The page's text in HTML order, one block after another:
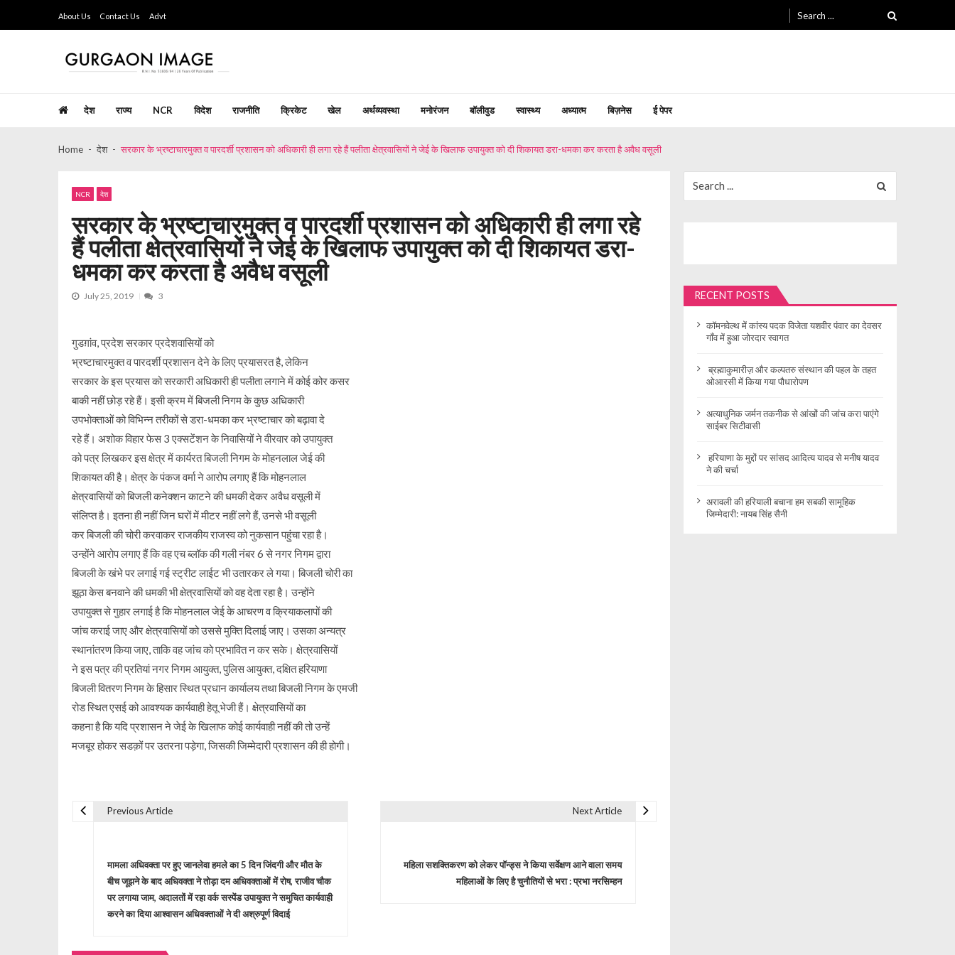
navigation
content
About Us Contact Us Advt
for:
देश राज्य NCR विदेश राजनीति क्रिकेट खेल अर्थव्यवस्था मनोरंजन बॉलीवुड स्वास्थ्य अध्यात्म बिज़नेस ई पेपर
Home देश सरकार के भ्रष्टाचारमुक्त व पारदर्शी प्रशासन को अधिकारी ही लगा रहे हैं पलीता क्षेत्रवासियों ने जेई के खिलाफ उपायुक्त को दी शिकायत डरा-धमका कर करता है अवैध वसूली
NCR देश
सरकार के भ्रष्टाचारमुक्त व पारदर्शी प्रशासन को अधिकारी ही लगा रहे
हैं पलीता क्षेत्रवासियों ने जेई के खिलाफ उपायुक्त को दी शिकायत डरा-
धमका कर करता है अवैध वसूली
July 25, 2019 3
गुडग़ांव, प्रदेश सरकार प्रदेशवासियों को
भ्रष्टाचारमुक्त व पारदर्शी प्रशासन देने के लिए प्रयासरत है, लेकिन
सरकार के इस प्रयास को सरकारी अधिकारी ही पलीता लगाने में कोई कोर कसर
बाकी नहीं छोड़ रहे हैं। इसी क्रम में बिजली निगम के कुछ अधिकारी
उपभोक्ताओं को विभिन्न तरीकों से डरा-धमका कर भ्रष्टाचार को बढ़ावा दे
रहे हैं। अशोक विहार फेस 3 एक्सटेंशन के निवासियों ने वीरवार को उपायुक्त
को पत्र लिखकर इस क्षेत्र में कार्यरत बिजली निगम के मोहनलाल जेई की
शिकायत की है। क्षेत्र के पंकज वर्मा ने आरोप लगाए हैं कि मोहनलाल
क्षेत्रवासियों को बिजली कनेक्शन काटने की धमकी देकर अवैध वसूली में
संलिप्त है। इतना ही नहीं जिन घरों में मीटर नहीं लगे हैं, उनसे भी वसूली
कर बिजली की चोरी करवाकर राजकीय राजस्व को नुकसान पहुंचा रहा है।
उन्होंने आरोप लगाए हैं कि वह एच ब्लॉक की गली नंबर 6 से नगर निगम द्वारा
बिजली के खंभे पर लगाई गई स्ट्रीट लाईट भी उतारकर ले गया। बिजली चोरी का
झूठा केस बनवाने की धमकी भी क्षेत्रवासियों को वह देता रहा है। उन्होंने
उपायुक्त से गुहार लगाई है कि मोहनलाल जेई के आचरण व क्रियाकलापों की
जांच कराई जाए और क्षेत्रवासियों को उससे मुक्ति दिलाई जाए। उसका अन्यत्र
स्थानांतरण किया जाए, ताकि वह जांच को प्रभावित न कर सके। क्षेत्रवासियों
ने इस पत्र की प्रतियां नगर निगम आयुक्त, पुलिस आयुक्त, दक्षित हरियाणा
बिजली वितरण निगम के हिसार स्थित प्रधान कार्यालय तथा बिजली निगम के एमजी
रोड स्थित एसई को आवश्यक कार्यवाही हेतू भेजी हैं। क्षेत्रवासियों का
कहना है कि यदि प्रशासन ने जेई के खिलाफ कोई कार्यवाही नहीं की तो उन्हें
मजबूर होकर सडक़ों पर उतरना पड़ेगा, जिसकी जिम्मेदारी प्रशासन की ही होगी।
Previous Article
मामला अधिवक्ता पर हुए जानलेवा हमले का 5 दिन जिंदगी और मौत के
बीच जूझने के बाद अधिवक्ता ने तोड़ा दम अधिवक्ताओं में रोष, राजीव चौक
पर लगाया जाम, अदालतों में रहा वर्क सस्पेंड उपायुक्त ने समुचित कार्यवाही
करने का दिया आश्वासन अधिवक्ताओं ने दी अश्रुपूर्ण विदाई
Next Article
महिला सशक्तिकरण को लेकर पॉन्ड्स ने किया सर्वेक्षण आने वाला समय
महिलाओं के लिए है चुनौतियों से भरा : प्रभा नरसिम्हन
for:
RECENT POSTS
कॉमनवेल्थ में कांस्य पदक विजेता यशवीर पंवार का देवसर
गाँव में हुआ जोरदार स्वागत
ब्रह्माकुमारीज़ और कल्पतरु संस्थान की पहल के तहत
ओआरसी में किया गया पौधारोपण
अत्याधुनिक जर्मन तकनीक से आंखों की जांच करा पाएंगे
साईबर सिटीवासी
हरियाणा के मुद्दों पर सांसद आदित्य यादव से मनीष यादव
ने की चर्चा
अरावली की हरियाली बचाना हम सबकी सामूहिक
जिम्मेदारी: नायब सिंह सैनी